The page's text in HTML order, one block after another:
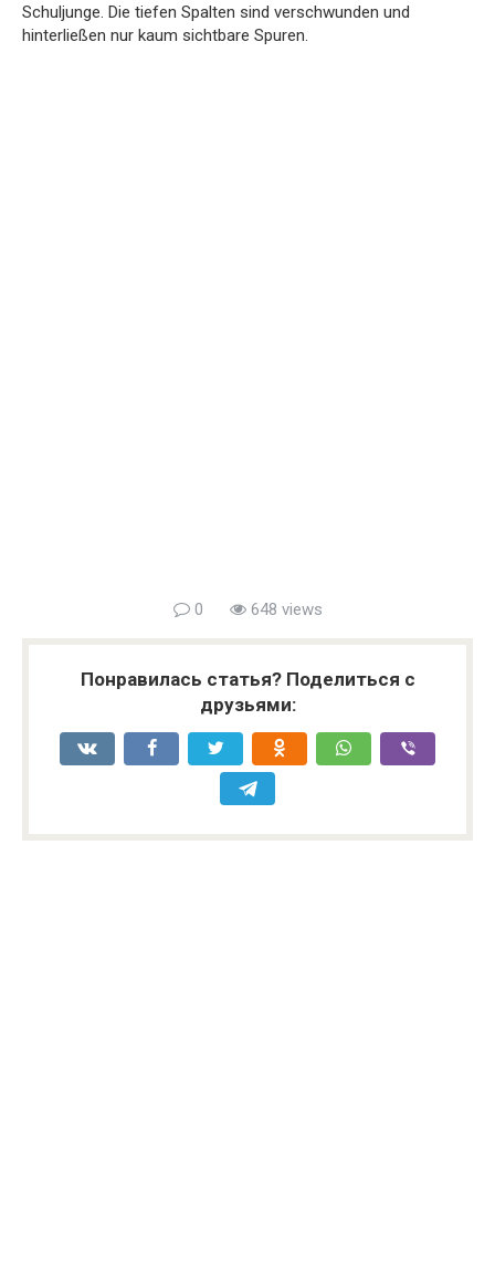
Schuljunge. Die tiefen Spalten sind verschwunden und
hinterließen nur kaum sichtbare Spuren.
0 648 views
Понравилась статья? Поделиться с
друзьями: